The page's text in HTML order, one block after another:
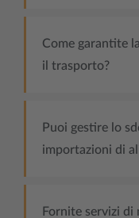
Come garantite
il trasporto?
Puoi gestire lo
importazioni di
Fornite servizi di